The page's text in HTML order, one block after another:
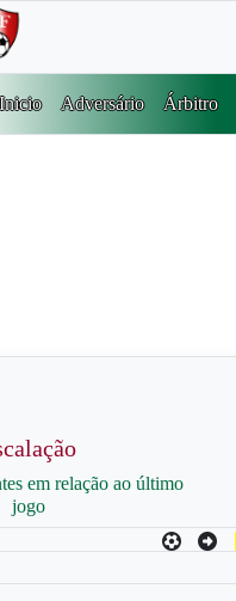
Inicio Adversário Árbitro
em relação ao último
jogo